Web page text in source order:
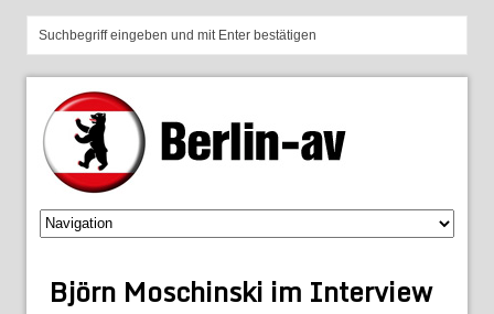
Björn Moschinski im Interview